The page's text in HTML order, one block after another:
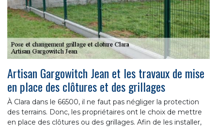
Artisan Gargowitch Jean et les travaux de mise
en place des clôtures et des grillages
À Clara dans le 66500, il ne faut pas négliger la protection
des terrains. Donc, les propriétaires ont le choix de mettre
en place des clôtures ou des grillages. Afin de les installer,